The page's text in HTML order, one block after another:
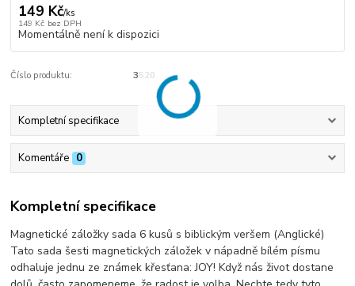
149 Kč/ks
149 Kč bez DPH
Momentálně není k dispozici
Číslo produktu: 3520
Kompletní specifikace
Komentáře 0
Kompletní specifikace
Magnetické záložky sada 6 kusů s biblickým veršem (Anglické)
Tato sada šesti magnetických záložek v nápadně bílém písmu
odhaluje jednu ze známek křesťana: JOY! Když nás život dostane